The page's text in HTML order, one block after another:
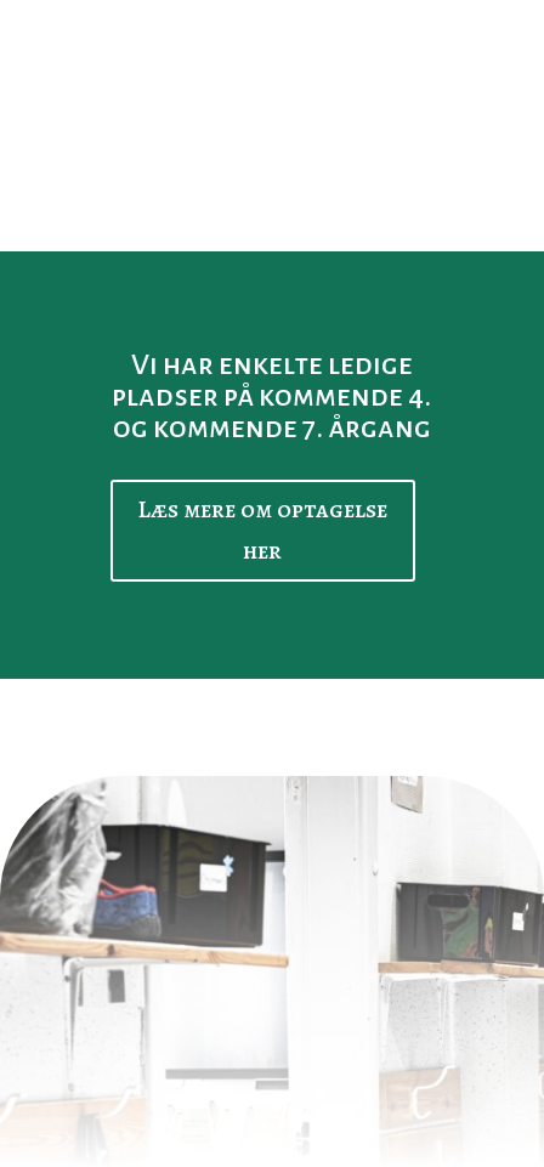
Vi har enkelte ledige
pladser på kommende 4.
og kommende 7. årgang
Læs mere om optagelse
her